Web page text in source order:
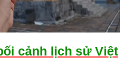
cảnh lịch sử Việt